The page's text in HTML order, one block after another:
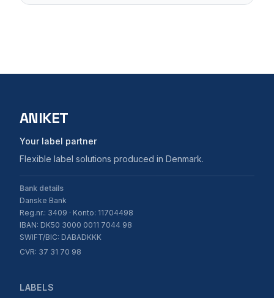
ANIKET
Your label partner
Flexible label solutions produced in Denmark.
Bank details
Danske Bank
Reg.nr.: 3409 · Konto: 11704498
IBAN: DK50 3000 0011 7044 98
SWIFT/BIC: DABADKKK
CVR: 37 31 70 98
LABELS